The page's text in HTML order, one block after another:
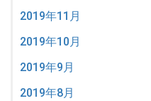
2019年11月
2019年10月
2019年9月
2019年8月